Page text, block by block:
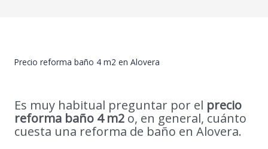
Precio reforma baño 4 m2 en Alovera
Es muy habitual preguntar por el precio
reforma baño 4 m2 o, en general, cuánto
cuesta una reforma de baño en Alovera.